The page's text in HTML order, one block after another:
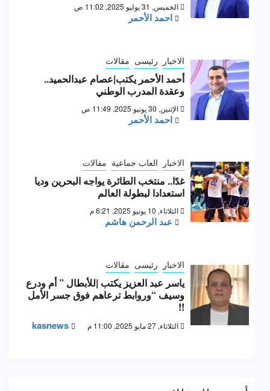
الخميس, 31 يوليو 2025, 11:02 ص
احمد الأحمر
الاخبار رئيسى مقالات
أحمد الأحمر يكتب|عصام عبدالحميد..
وعقدة المدرب الوطني
الإثنين, 30 يونيو 2025, 11:49 ص
احمد الأحمر
الاخبار العاب جماعية مقالات
غدًا.. منتخب الطائرة يواجه البحرين وديا
استعدادا لبطولة العالم
الثلاثاء, 10 يونيو 2025, 6:21 م
عبد الرحمن هاشم
الاخبار رئيسى مقالات
ياسر عبد العزيز يكتب |للأبطال ” أم ودرع
وسيف “وروابط ترعاهم فوق جسر الأمل
!!
الثلاثاء, 27 مايو 2025, 11:00 م kasnews